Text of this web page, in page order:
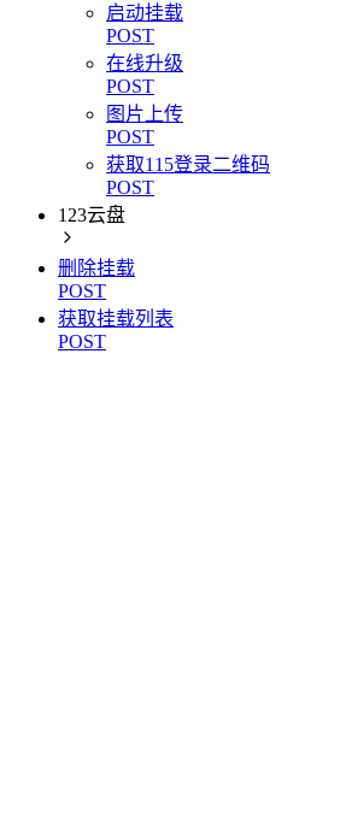
启动挂载
POST
在线升级
POST
图片上传
POST
获取115登录二维码
POST
123云盘
删除挂载
POST
获取挂载列表
POST